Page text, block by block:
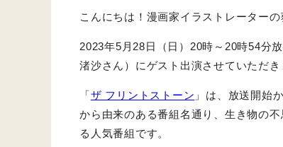
こんにちは！漫画家イラストレーターの
2023年5月28日（日）20時～20時54分
渚沙さん）にゲスト出演させていただき
「 ザ フリントストーン 」は、放送開始
から由来のある番組名通り、生き物の
る人気番組です。